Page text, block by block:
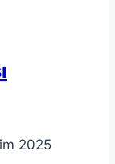
2025